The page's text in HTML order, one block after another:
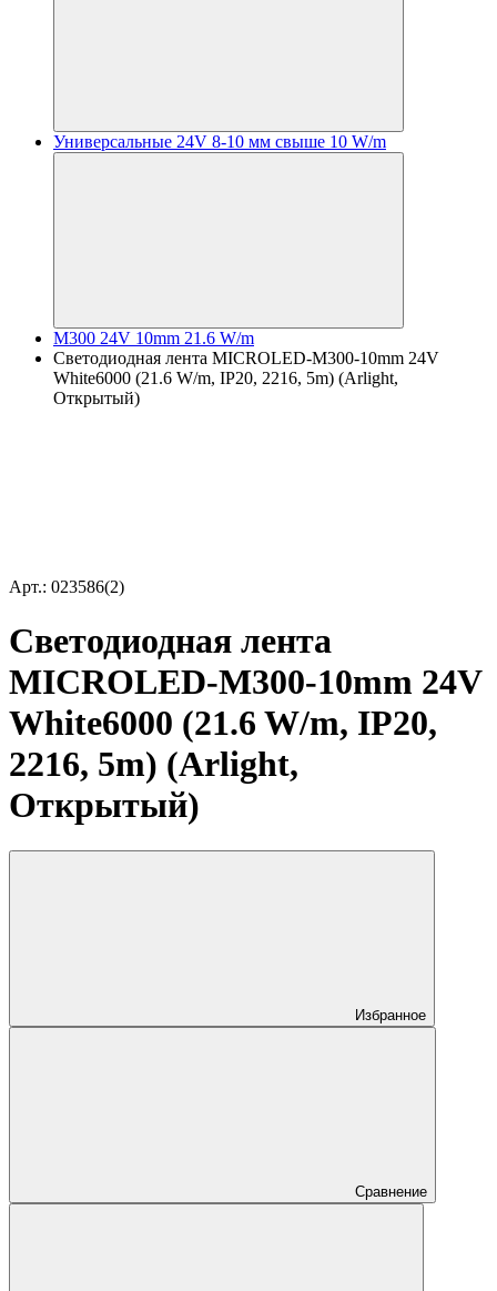
Универсальные 24V 8-10 мм свыше 10 W/m
M300 24V 10mm 21.6 W/m
Светодиодная лента MICROLED-M300-10mm 24V
White6000 (21.6 W/m, IP20, 2216, 5m) (Arlight,
Открытый)
Арт.: 023586(2)
Светодиодная лента
MICROLED-M300-10mm 24V
White6000 (21.6 W/m, IP20,
2216, 5m) (Arlight,
Открытый)
Избранное
Сравнение